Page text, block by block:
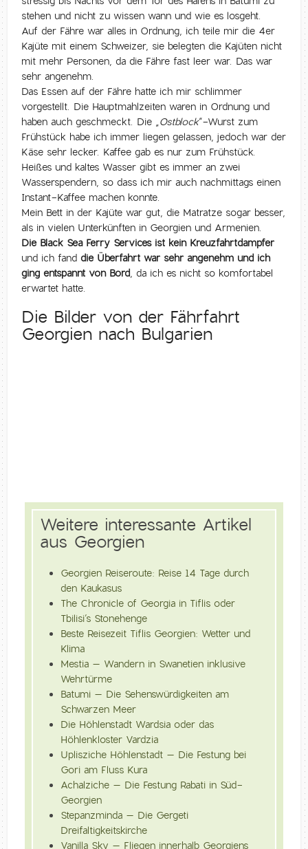
stehen und nicht zu wissen wann und wie es losgeht.
Auf der Fähre war alles in Ordnung, ich teile mir die 4er
Kajüte mit einem Schweizer, sie belegten die Kajüten nicht
mit mehr Personen, da die Fähre fast leer war. Das war
sehr angenehm.
Das Essen auf der Fähre hatte ich mir schlimmer
vorgestellt. Die Hauptmahlzeiten waren in Ordnung und
haben auch geschmeckt. Die „ Ostblock“-Wurst zum
Frühstück habe ich immer liegen gelassen, jedoch war der
Käse sehr lecker. Kaffee gab es nur zum Frühstück.
Heißes und kaltes Wasser gibt es immer an zwei
Wasserspendern, so dass ich mir auch nachmittags einen
Instant-Kaffee machen konnte.
Mein Bett in der Kajüte war gut, die Matratze sogar besser,
als in vielen Unterkünften in Georgien und Armenien.
Die Black Sea Ferry Services ist kein Kreuzfahrtdampfer
und ich fanddie Überfahrt war sehr angenehm und ich
ging entspannt von Bord , da ich es nicht so komfortabel
erwartet hatte.
Die Bilder von der Fährfahrt
Georgien nach Bulgarien
Weitere interessante Artikel
aus Georgien
Georgien Reiseroute: Reise 14 Tage durch
den Kaukasus
The Chronicle of Georgia in Tiflis oder
Tbilisi’s Stonehenge
Beste Reisezeit Tiflis Georgien: Wetter und
Klima
Mestia – Wandern in Swanetien inklusive
Wehrtürme
Batumi – Die Sehenswürdigkeiten am
Schwarzen Meer
Die Höhlenstadt Wardsia oder das
Höhlenkloster Vardzia
Uplisziche Höhlenstadt – Die Festung bei
Gori am Fluss Kura
Achalziche – Die Festung Rabati in Süd-
Georgien
Stepanzminda – Die Gergeti
Dreifaltigkeitskirche
Vanilla Sky – Fliegen innerhalb Georgiens